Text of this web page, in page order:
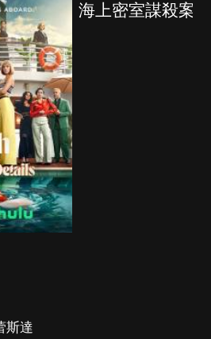
海上密室謀殺案
斯達